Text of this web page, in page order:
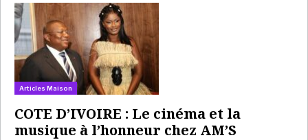
Articles Maison
COTE D’IVOIRE : Le cinéma et la
musique à l’honneur chez AM’S